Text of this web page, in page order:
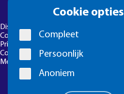
Cookie opties
Compleet
Persoonlijk
Anoniem
Disclaimer
Colofon
Privacyverklaring
Cookie-instellingen
Meld een foutje